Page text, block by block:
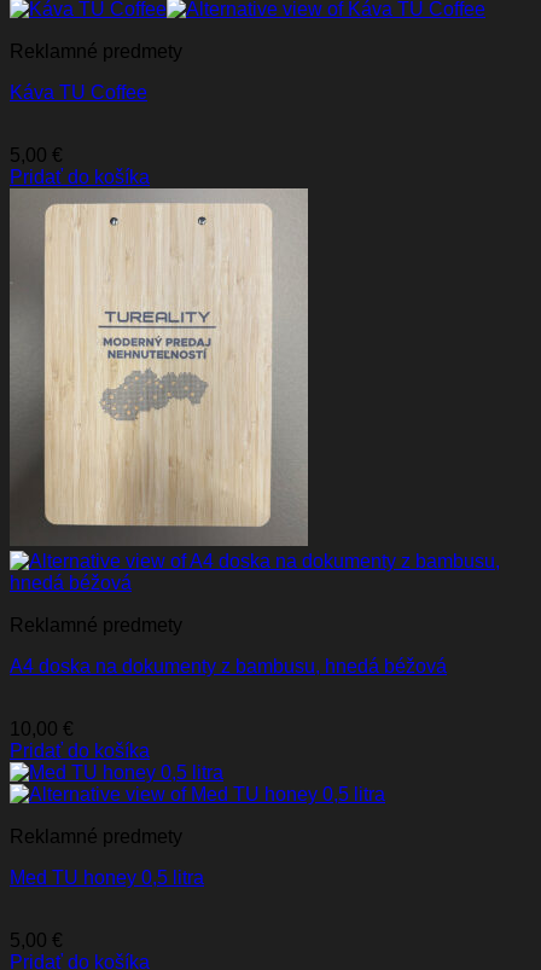
Reklamné predmety
Káva TU Coffee
5,00 €
Pridať do košíka
Reklamné predmety
A4 doska na dokumenty z bambusu, hnedá béžová
10,00 €
Pridať do košíka
Reklamné predmety
Med TU honey 0,5 litra
5,00 €
Pridať do košíka